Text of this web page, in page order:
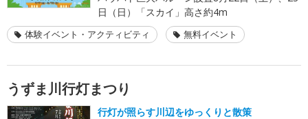
日（日）「スカイ」高さ約4m
体験イベント・アクティビティ 無料イベント
うずま川行灯まつり
行灯が照らす川辺をゆっくりと散策